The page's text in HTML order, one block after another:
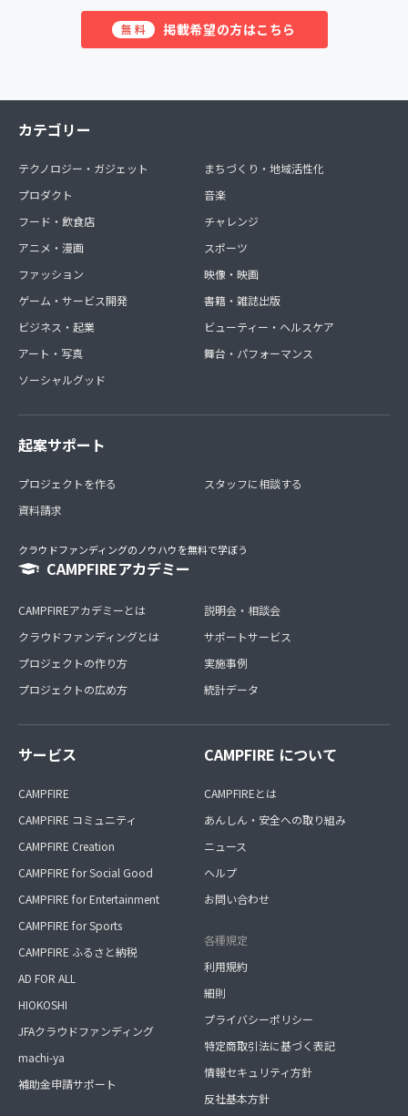
無料 掲載希望の方はこちら
カテゴリー
テクノロジー・ガジェット
プロダクト
フード・飲食店
アニメ・漫画
ファッション
ゲーム・サービス開発
ビジネス・起業
アート・写真
ソーシャルグッド
まちづくり・地域活性化
音楽
チャレンジ
スポーツ
映像・映画
書籍・雑誌出版
ビューティー・ヘルスケア
舞台・パフォーマンス
起案サポート
プロジェクトを作る
資料請求
スタッフに相談する
クラウドファンディングのノウハウを無料で学ぼう
CAMPFIREアカデミー
CAMPFIREアカデミーとは
クラウドファンディングとは
プロジェクトの作り方
プロジェクトの広め方
説明会・相談会
サポートサービス
実施事例
統計データ
サービス
CAMPFIRE
CAMPFIRE コミュニティ
CAMPFIRE Creation
CAMPFIRE for Social Good
CAMPFIRE for Entertainment
CAMPFIRE for Sports
CAMPFIRE ふるさと納税
AD FOR ALL
HIOKOSHI
JFAクラウドファンディング
machi-ya
補助金申請サポート
CAMPFIRE について
CAMPFIREとは
あんしん・安全への取り組み
ニュース
ヘルプ
お問い合わせ
各種規定
利用規約
細則
プライバシーポリシー
特定商取引法に基づく表記
情報セキュリティ方針
反社基本方針